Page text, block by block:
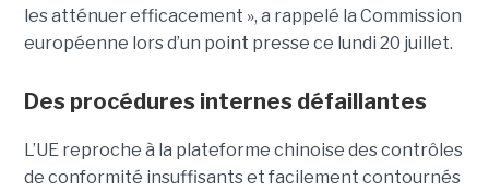
les atténuer efficacement », a rappelé la Commission
européenne lors d’un point presse ce lundi 20 juillet.
Des procédures internes défaillantes
L’UE reproche à la plateforme chinoise des contrôles
de conformité insuffisants et facilement contournés